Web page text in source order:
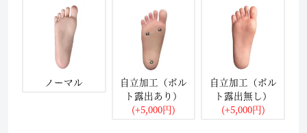
ノーマル
自立加工（ボル
ト露出あり）
(+5,000円)
自立加工（ボル
ト露出無し）
(+5,000円)